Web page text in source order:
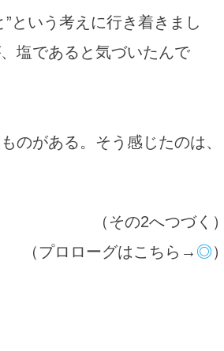
という考えに行き着きまし
塩であると気づいたんで
のがある。そう感じたのは、
（その2へつづく）
（プロローグはこちら→ ◎）